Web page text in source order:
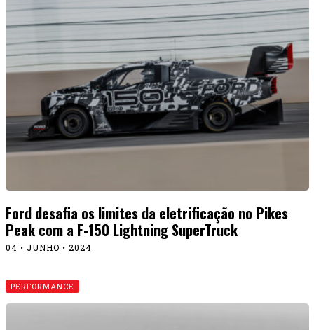
Ford desafia os limites da eletrificação no Pikes
Peak com a F-150 Lightning SuperTruck
04 • JUNHO • 2024
PERFORMANCE